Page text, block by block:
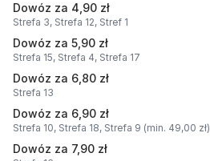
Dowóz za 4,90 zł
Strefa 3, Strefa 12, Stref 1
Dowóz za 5,90 zł
Strefa 15, Strefa 4, Strefa 17
Dowóz za 6,80 zł
Strefa 13
Dowóz za 6,90 zł
Strefa 10, Strefa 18, Strefa 9 (min. 49,00 zł)
Dowóz za 7,90 zł